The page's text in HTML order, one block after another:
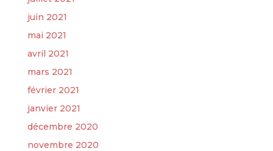
juin 2021
mai 2021
avril 2021
mars 2021
février 2021
janvier 2021
décembre 2020
novembre 2020